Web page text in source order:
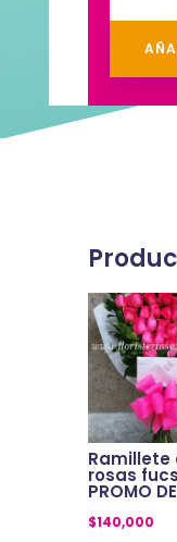
mi
novia
Ramillete
rosas
PROMO
$140,000